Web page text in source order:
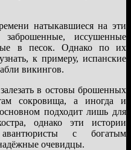
натыкавшиеся на эти
иссушенные
в песок. Однако по их
к примеру, испанские
викингов.
в остовы брошенных
сокровища, а иногда и
подходит лишь для
однако эти истории
с богатым
очевидцы.